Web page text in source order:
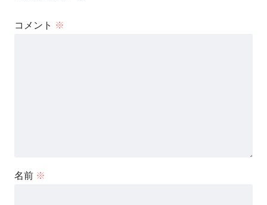
コメント ※
名前 ※